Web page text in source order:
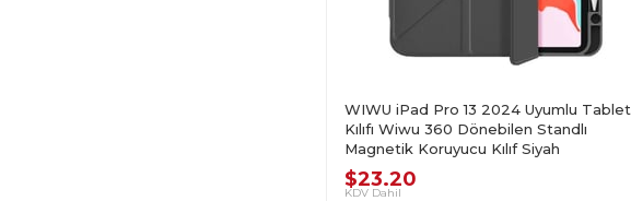
WIWU iPad Pro 13 2024 Uyumlu Tablet
Kılıfı Wiwu 360 Dönebilen Standlı
Magnetik Koruyucu Kılıf Siyah
$23.20
KDV Dahil